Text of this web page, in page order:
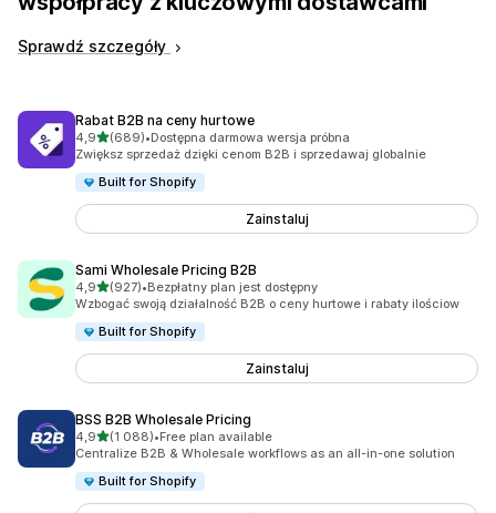
Sprawdź szczegóły
Rabat B2B na ceny hurtowe
4,9na 5 gwiazdek
(689)
Łączna liczba recenzji: 689
•Dostępna darmowa wersja próbna
Zwiększ sprzedaż dzięki cenom B2B i sprzedawaj globalnie
Built for Shopify
Zainstaluj
Sami Wholesale Pricing B2B
4,9na 5 gwiazdek
(927)
Łączna liczba recenzji: 927
•Bezpłatny plan jest dostępny
Wzbogać swoją działalność B2B o ceny hurtowe i rabaty ilościow
Built for Shopify
Zainstaluj
BSS B2B Wholesale Pricing
4,9na 5 gwiazdek
(1 088)
Łączna liczba recenzji: 1088
•Free plan available
Centralize B2B & Wholesale workflows as an all-in-one solution
Built for Shopify